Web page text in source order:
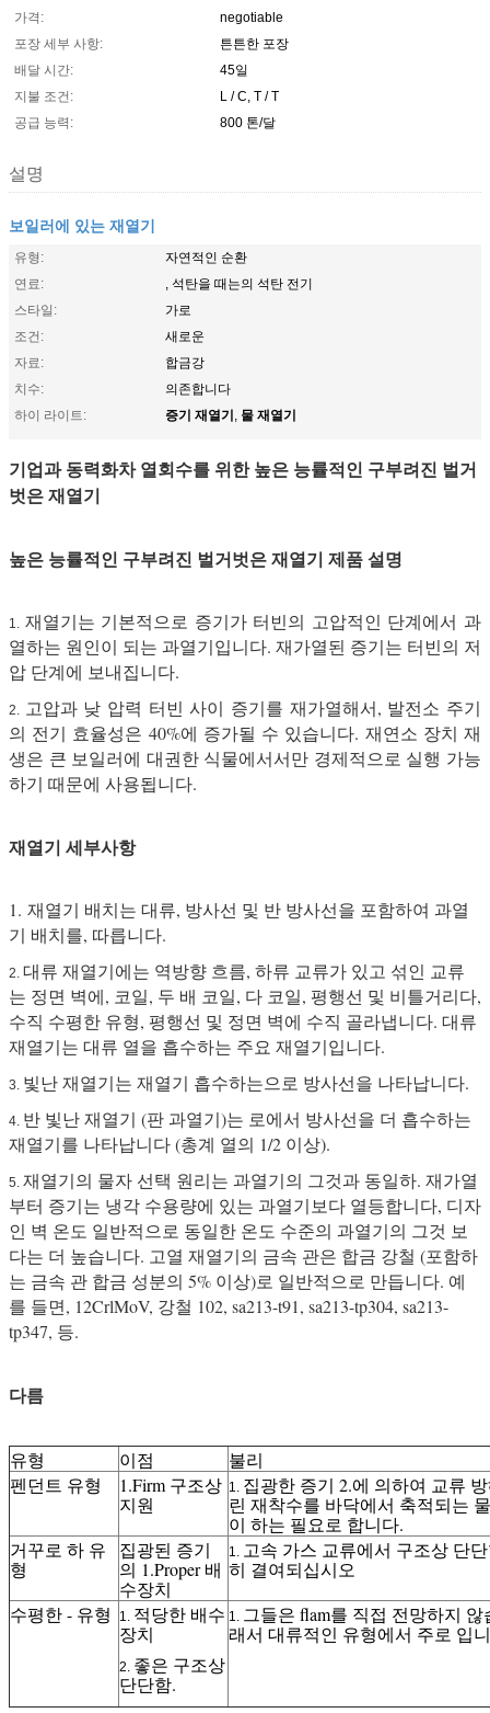
가격:
negotiable
포장 세부 사항:
튼튼한 포장
배달 시간:
45일
지불 조건:
L / C, T / T
공급 능력:
800 톤/달
설명
보일러에 있는 재열기
유형:
자연적인 순환
연료:
, 석탄을 때는의 석탄 전기
스타일:
가로
조건:
새로운
자료:
합금강
치수:
의존합니다
하이 라이트:
증기 재열기, 물 재열기
기업과 동력화차 열회수를 위한 높은 능률적인 구부려진 벌거
벗은 재열기
높은 능률적인 구부려진 벌거벗은 재열기 제품 설명
1. 재열기는 기본적으로 증기가 터빈의 고압적인 단계에서 과
열하는 원인이 되는 과열기입니다. 재가열된 증기는 터빈의 저
압 단계에 보내집니다.
2. 고압과 낮 압력 터빈 사이 증기를 재가열해서, 발전소 주기
의 전기 효율성은 40%에 증가될 수 있습니다. 재연소 장치 재
생은 큰 보일러에 대권한 식물에서서만 경제적으로 실행 가능
하기 때문에 사용됩니다.
재열기 세부사항
1. 재열기 배치는 대류, 방사선 및 반 방사선을 포함하여 과열
기 배치를, 따릅니다.
2. 대류 재열기에는 역방향 흐름, 하류 교류가 있고 섞인 교류
는 정면 벽에, 코일, 두 배 코일, 다 코일, 평행선 및 비틀거리다,
수직 수평한 유형, 평행선 및 정면 벽에 수직 골라냅니다. 대류
재열기는 대류 열을 흡수하는 주요 재열기입니다.
3. 빛난 재열기는 재열기 흡수하는으로 방사선을 나타납니다.
4. 반 빛난 재열기 (판 과열기)는 로에서 방사선을 더 흡수하는
재열기를 나타납니다 (총계 열의 1/2 이상).
5. 재열기의 물자 선택 원리는 과열기의 그것과 동일하. 재가열
부터 증기는 냉각 수용량에 있는 과열기보다 열등합니다, 디자
인 벽 온도 일반적으로 동일한 온도 수준의 과열기의 그것 보
다는 더 높습니다. 고열 재열기의 금속 관은 합금 강철 (포함하
는 금속 관 합금 성분의 5% 이상)로 일반적으로 만듭니다. 예
를 들면, 12CrlMoV, 강철 102, sa213-t91, sa213-tp304, sa213-
tp347, 등.
다름
유형 이점
불리
펜던트 유형
1.Firm 구조상
지원
1. 집광한 증기 2.에 의하여 교류
린 재착수를 바닥에서 축적되는
이 하는 필요로 합니다.
거꾸로 하 유
형
집광된 증기
의 1.Proper 배
수장치
1. 고속 가스 교류에서 구조상 단
히 결여되십시오
수평한 - 유형
1. 적당한 배수
장치
2. 좋은 구조상
단단함.
1. 그들은 flam를 직접 전망하지 않
래서 대류적인 유형에서 주로 입